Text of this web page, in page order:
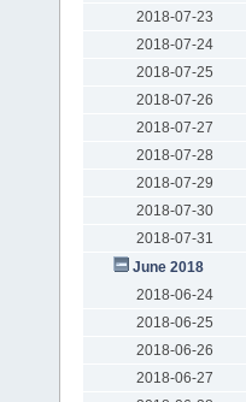
2018-07-23
2018-07-24
2018-07-25
2018-07-26
2018-07-27
2018-07-28
2018-07-29
2018-07-30
2018-07-31
June 2018
2018-06-24
2018-06-25
2018-06-26
2018-06-27